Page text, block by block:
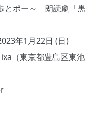
とポー～ 朗読劇「黒
年1月22日 (日)
（東京都豊島区東池